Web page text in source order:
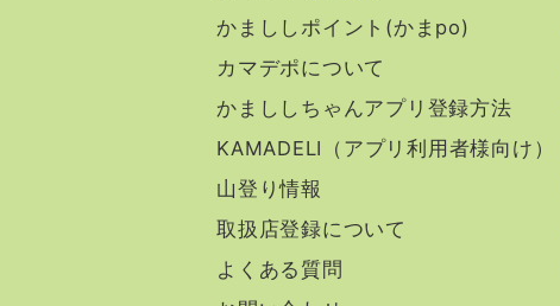
かまししポイント(かまpo)
カマデポについて
かまししちゃんアプリ登録方法
KAMADELI（アプリ利用者様向け）
山登り情報
取扱店登録について
よくある質問